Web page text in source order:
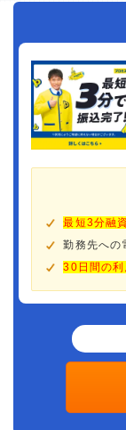
最短3分融
勤務先への
30日間の利